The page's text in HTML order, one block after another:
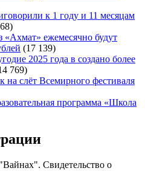
к 1 году и 11 месяцам
«Ахмат» ежемесячно будут
(17 139)
2025 года в создано более
769)
на слёт Всемирного фестиваля
программа «Школа
Свидетельство о